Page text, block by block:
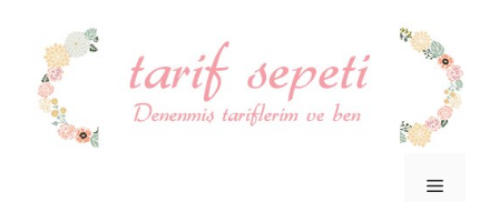
Menü